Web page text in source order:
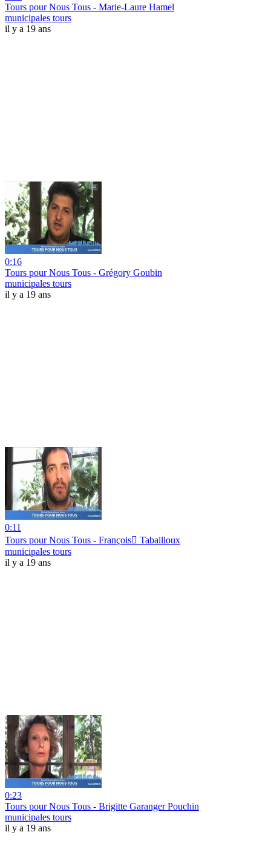
Tours pour Nous Tous - Marie-Laure Hamel
municipales tours
il y a 19 ans
0:16
Tours pour Nous Tous - Grégory Goubin
municipales tours
il y a 19 ans
0:11
Tours pour Nous Tous - François Tabailloux
municipales tours
il y a 19 ans
0:23
Tours pour Nous Tous - Brigitte Garanger Pouchin
municipales tours
il y a 19 ans